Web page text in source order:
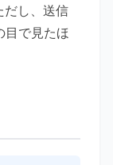
だし、送信
目で見たほ